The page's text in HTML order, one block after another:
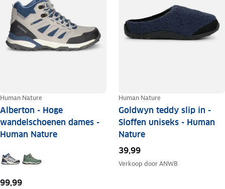
Human Nature
Alberton - Hoge
wandelschoenen dames -
Human Nature
99,99
Human Nature
Goldwyn teddy slip in -
Sloffen uniseks - Human
Nature
39,99
Verkoop doorANWB